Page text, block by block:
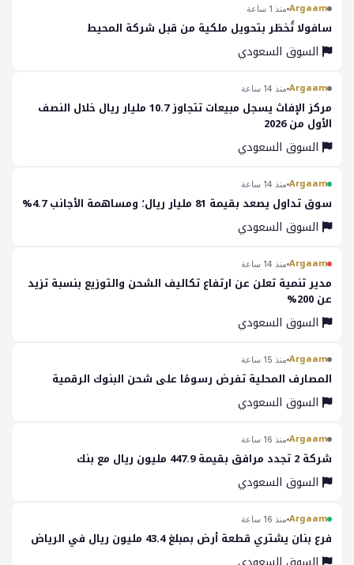
Argaam منذ 1 ساعة
سافولا تُخطَر بتحويل ملكية من قبل شركة المحيط
السوق السعودي
Argaam منذ 14 ساعة
مركز الإفاث يسجل مبيعات تتجاوز 10.7 مليار ريال خلال النصف
الأول من 2026
السوق السعودي
Argaam منذ 14 ساعة
سوق تداول يصعد بقيمة 81 مليار ريال؛ ومساهمة الأجانب 4.7%
السوق السعودي
Argaam منذ 14 ساعة
مدير تنمية تعلن عن ارتفاع تكاليف الشحن والتوزيع بنسبة تزيد
عن 200%
السوق السعودي
Argaam منذ 15 ساعة
المصارف المحلية تفرض رسومًا على شحن البنوك الرقمية
السوق السعودي
Argaam منذ 16 ساعة
شركة 2 تجدد مرافق بقيمة 447.9 مليون ريال مع بنك
السوق السعودي
Argaam منذ 16 ساعة
فرع بنان يشتري قطعة أرض بمبلغ 43.4 مليون ريال في الرياض